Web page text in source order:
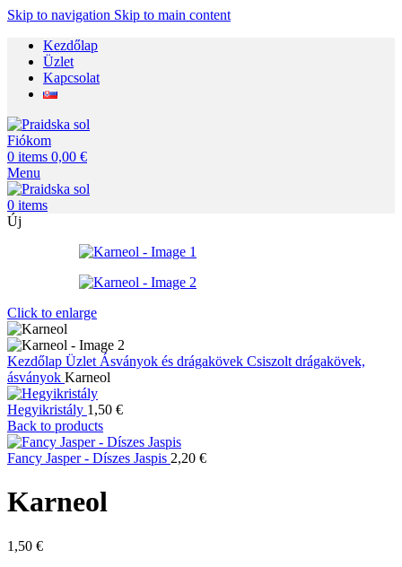
Skip to navigation Skip to main content
Kezdőlap
Üzlet
Kapcsolat
Fiókom
0 items 0,00 €
Menu
0 items
Új
Click to enlarge
Kezdőlap Üzlet Ásványok és drágakövek Csiszolt drágakövek,
ásványok Karneol
Hegyikristály 1,50 €
Back to products
Fancy Jasper - Díszes Jaspis 2,20 €
Karneol
1,50 €